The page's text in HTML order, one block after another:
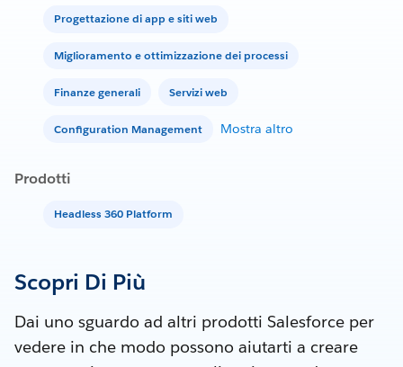
Progettazione di app e siti web
Miglioramento e ottimizzazione dei processi
Finanze generali Servizi web
Configuration Management Mostra altro
Prodotti
Headless 360 Platform
Scopri Di Più
Dai uno sguardo ad altri prodotti Salesforce per
vedere in che modo possono aiutarti a creare